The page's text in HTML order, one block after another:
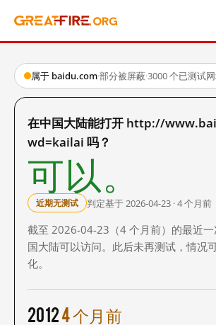
属于 baidu.com·部分被屏蔽·3000 个已测试
在中国大陆能打开 http://
wd=kailai 吗？
可以。
近期无测试 判定基于 2026-04-23 · 4 个月前
截至 2026-04-23（4 个月前）的最近一
国大陆可以访问。此后未再测试，情况
化。
20124 个月前